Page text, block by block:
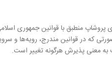
پروشاپ منطبق با قوانین جمهوری
که در قوانین مندرج، رویه‏‌ها
به معنی پذیرش هرگونه تغییر است.